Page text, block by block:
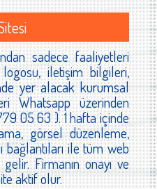
sadece faaliyetleri
iletişim bilgileri,
yer alacak kurumsal
Whatsapp üzerinden
05 63 ). 1 hafta içinde
görsel düzenleme,
ile tüm web
Firmanın onayı ve
aktif olur.